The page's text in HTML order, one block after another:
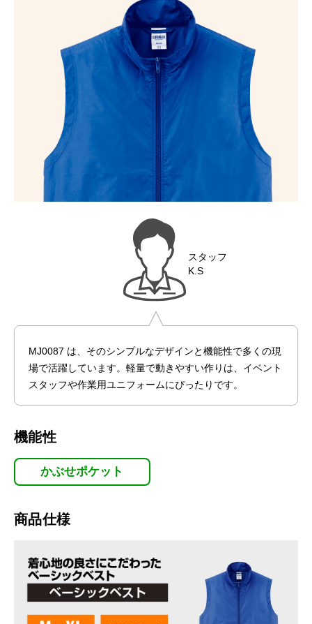
スタッフ
K.S
MJ0087 は、そのシンプルなデザインと機能性で多くの現
場で活躍しています。軽量で動きやすい作りは、イベント
スタッフや作業用ユニフォームにぴったりです。
機能性
かぶせポケット
商品仕様